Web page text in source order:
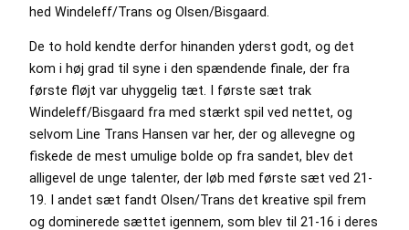
hed Windeleff/Trans og Olsen/Bisgaard.
De to hold kendte derfor hinanden yderst godt, og det
kom i høj grad til syne i den spændende finale, der fra
første fløjt var uhyggelig tæt. I første sæt trak
Windeleff/Bisgaard fra med stærkt spil ved nettet, og
selvom Line Trans Hansen var her, der og allevegne og
fiskede de mest umulige bolde op fra sandet, blev det
alligevel de unge talenter, der løb med første sæt ved 21-
19. I andet sæt fandt Olsen/Trans det kreative spil frem
og dominerede sættet igennem, som blev til 21-16 i deres